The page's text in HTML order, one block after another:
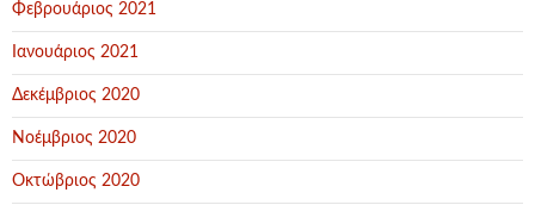
Φεβρουάριος 2021
Ιανουάριος 2021
Δεκέμβριος 2020
Νοέμβριος 2020
Οκτώβριος 2020